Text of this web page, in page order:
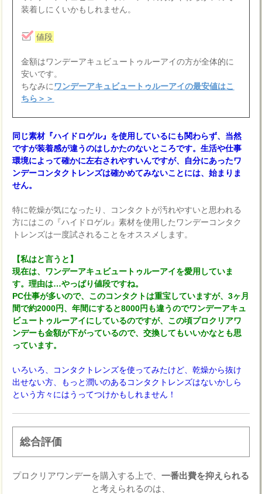
装着しにくいかもしれません。
値段
金額はワンデーアキュビュートゥルーアイの方が全体的に
安いです。
ちなみにワンデーアキュビュートゥルーアイの最安値はこ
ちら＞＞
同じ素材『ハイドロゲル』を使用しているにも関わらず、当然
ですが装着感が違うのはしかたのないところです。生活や仕事
環境によって確かに左右されやすいんですが、自分にあったワ
ンデーコンタクトレンズは確かめてみないことには、始まりま
せん。
特に乾燥が気になったり、コンタクトが汚れやすいと思われる
方にはこの『ハイドロゲル』素材を使用したワンデーコンタク
トレンズは一度試されることをオススメします。
【私はと言うと】
現在は、ワンデーアキュビュートゥルーアイを愛用していま
す。理由は…やっぱり値段ですね。
PC仕事が多いので、このコンタクトは重宝していますが、3ヶ月
間で約2000円、年間にすると8000円も違うのでワンデーアキュ
ビュートゥルーアイにしているのですが、この頃プロクリアワ
ンデーも金額が下がっているので、交換してもいいかなとも思
っています。
いろいろ、コンタクトレンズを使ってみたけど、乾燥から抜け
出せない方、もっと潤いのあるコンタクトレンズはないかしら
という方々にはうってつけかもしれません！
総合評価
プロクリアワンデーを購入する上で、一番出費を抑えられる
と考えられるのは、